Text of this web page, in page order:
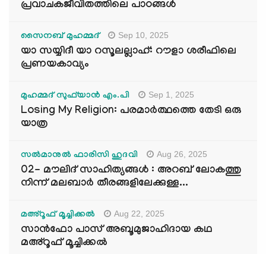
പ്രവാചകജീവിതത്തിലെ പാഠങ്ങൾ
സൈനബ് മുഹമ്മദ് Sep 10, 2025
യാ സയ്യിദീ യാ റസൂലല്ലാഹ്: റൗളാ ശരീഫിലെ
പ്രണയകാവ്യം
മുഹമ്മദ് സുഫ്‌യാൻ എം.പി Sep 1, 2025
Losing My Religion: പരമാർത്ഥത്തെ തേടി ഒരു
യാത്ര
സൽമാനുൽ ഫാരിസി ഹുദവി Aug 26, 2025
02- മൗലിദ് സാഹിത്യങ്ങൾ : അറബ് ലോകത്തു
നിന്ന് മലബാർ തീരങ്ങളിലേക്കുള്ള...
മഅ്റൂഫ് മൂച്ചിക്കല്‍ Aug 22, 2025
സാൻഫോ പാസ് അബൂമുജാഹിദായ കഥ
മഅ്റൂഫ് മൂച്ചിക്കല്‍